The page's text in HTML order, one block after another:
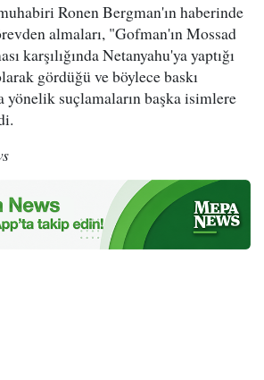
Ronen Bergman'ın haberinde
almaları, "Gofman'ın Mossad
karşılığında Netanyahu'ya yaptığı
gördüğü ve böylece baskı
yönelik suçlamaların başka isimlere